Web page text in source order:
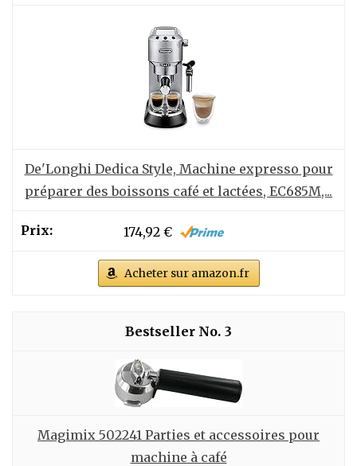
De'Longhi Dedica Style, Machine expresso pour
préparer des boissons café et lactées, EC685M,...
174,92 €
Acheter sur amazon.fr
3
Magimix 502241 Parties et accessoires pour
machine à café